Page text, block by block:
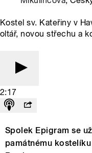
Kostel sv. Kateřiny v
oltář, novou střechu a
2:17
Spolek Epigram se
památnému